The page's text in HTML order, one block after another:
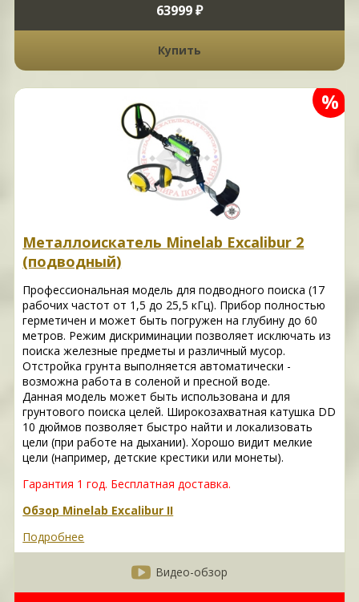
63999 ₽
Купить
%
Металлоискатель Minelab Excalibur 2
(подводный)
Профессиональная модель для подводного поиска (17
рабочих частот от 1,5 до 25,5 кГц). Прибор полностью
герметичен и может быть погружен на глубину до 60
метров. Режим дискриминации позволяет исключать из
поиска железные предметы и различный мусор.
Отстройка грунта выполняется автоматически -
возможна работа в соленой и пресной воде.
Данная модель может быть использована и для
грунтового поиска целей. Широкозахватная катушка DD
10 дюймов позволяет быстро найти и локализовать
цели (при работе на дыхании). Хорошо видит мелкие
цели (например, детские крестики или монеты).
Гарантия 1 год. Бесплатная доставка.
Обзор Minelab Excalibur II
Подробнее
Видео-обзор